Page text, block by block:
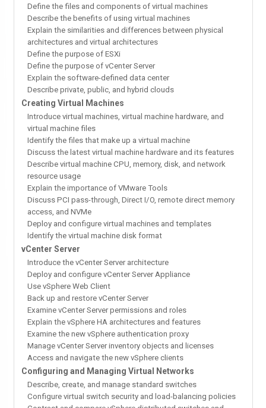
Define the files and components of virtual machines
Describe the benefits of using virtual machines
Explain the similarities and differences between physical
architectures and virtual architectures
Define the purpose of ESXi
Define the purpose of vCenter Server
Explain the software-defined data center
Describe private, public, and hybrid clouds
Creating Virtual Machines
Introduce virtual machines, virtual machine hardware, and
virtual machine files
Identify the files that make up a virtual machine
Discuss the latest virtual machine hardware and its features
Describe virtual machine CPU, memory, disk, and network
resource usage
Explain the importance of VMware Tools
Discuss PCI pass-through, Direct I/O, remote direct memory
access, and NVMe
Deploy and configure virtual machines and templates
Identify the virtual machine disk format
vCenter Server
Introduce the vCenter Server architecture
Deploy and configure vCenter Server Appliance
Use vSphere Web Client
Back up and restore vCenter Server
Examine vCenter Server permissions and roles
Explain the vSphere HA architectures and features
Examine the new vSphere authentication proxy
Manage vCenter Server inventory objects and licenses
Access and navigate the new vSphere clients
Configuring and Managing Virtual Networks
Describe, create, and manage standard switches
Configure virtual switch security and load-balancing policies